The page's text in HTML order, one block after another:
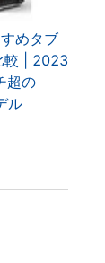
めタブ
較 | 2023
超の
ル